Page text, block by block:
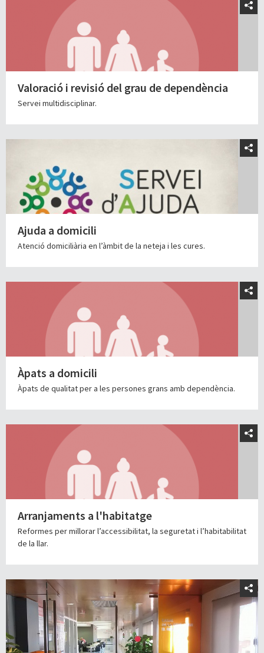
Valoració i revisió del grau de dependència
Servei multidisciplinar.
Ajuda a domicili
Atenció domiciliària en l’àmbit de la neteja i les cures.
Àpats a domicili
Àpats de qualitat per a les persones grans amb dependència.
Arranjaments a l'habitatge
Reformes per millorar l’accessibilitat, la seguretat i l’habitabilitat
de la llar.